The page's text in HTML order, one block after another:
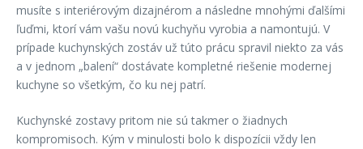
musíte s interiérovým dizajnérom a následne mnohými ďalšími
ľuďmi, ktorí vám vašu novú kuchyňu vyrobia a namontujú. V
prípade kuchynských zostáv už túto prácu spravil niekto za vás
a v jednom „balení“ dostávate kompletné riešenie modernej
kuchyne so všetkým, čo ku nej patrí.
Kuchynské zostavy pritom nie sú takmer o žiadnych
kompromisoch. Kým v minulosti bolo k dispozícii vždy len